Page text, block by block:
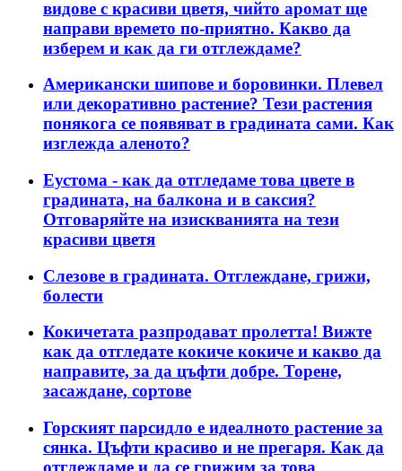
видове с красиви цветя, чийто аромат ще
направи времето по-приятно. Какво да
изберем и как да ги отглеждаме?
Американски шипове и боровинки. Плевел
или декоративно растение? Тези растения
понякога се появяват в градината сами. Как
изглежда аленото?
Еустома - как да отгледаме това цвете в
градината, на балкона и в саксия?
Отговаряйте на изискванията на тези
красиви цветя
Слезове в градината. Отглеждане, грижи,
болести
Кокичетата разпродават пролетта! Вижте
как да отгледате кокиче кокиче и какво да
направите, за да цъфти добре. Торене,
засаждане, сортове
Горският парсидло е идеалното растение за
сянка. Цъфти красиво и не прегаря. Как да
отглеждаме и да се грижим за това